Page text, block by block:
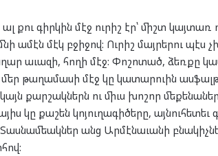
քու գիրկին մէջ ուրիշ էր՝ միշտ կայտառ
ամէն մէկ բջիջով: Ուրիշ մայրերու պէս
աւազի, հողի մէջ: Փոշոտած, ձեռքը
մեր թաղամասի մէջ կը կատարուին
քարշակներն ու միւս խոշոր
կը քաշեն կոյուղագիծերը,
անց Արմէնաւանի